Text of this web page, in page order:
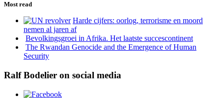
Most read
Harde cijfers: oorlog, terrorisme en moord
nemen al jaren af
Bevolkingsgroei in Afrika. Het laatste succescontinent
The Rwandan Genocide and the Emergence of Human
Security
Ralf Bodelier on social media